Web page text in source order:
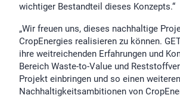
wichtiger Bestandteil dieses Konzepts.“
„Wir freuen uns, dieses nachhaltige
CropEnergies realisieren zu können.
ihre weitreichenden Erfahrungen und
Bereich Waste-to-Value und
Projekt einbringen und so einen
Nachhaltigkeitsambitionen von